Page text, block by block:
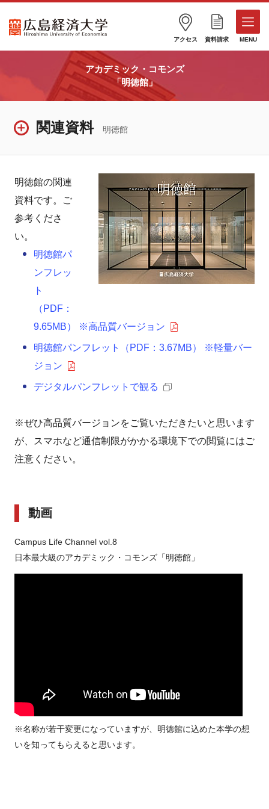
アクセス 資料請求 MENU
アカデミック・コモンズ
「明徳館」
関連資料 明徳館
明徳館の関連
資料です。ご
参考くださ
い。
明徳館パ
ンフレッ
ト
（PDF：
9.65MB） ※高品質バージョン
明徳館パンフレット（PDF：3.67MB） ※軽量バー
ジョン
デジタルパンフレットで観る
※ぜひ高品質バージョンをご覧いただきたいと思います
が、スマホなど通信制限がかかる環境下での閲覧にはご
注意ください。
動画
Campus Life Channel vol.8
日本最大級のアカデミック・コモンズ「明徳館」
※名称が若干変更になっていますが、明徳館に込めた本学の想
いを知ってもらえると思います。